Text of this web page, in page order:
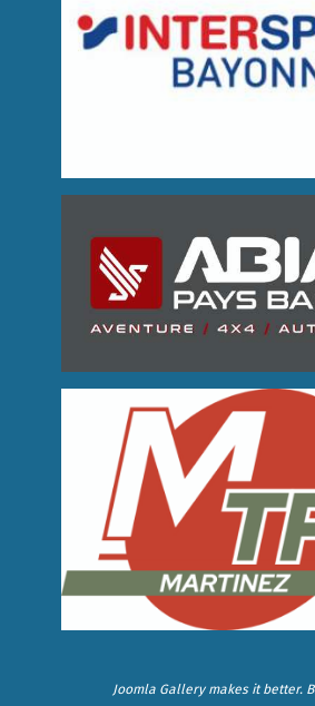
Joomla Gallerymakes it better.